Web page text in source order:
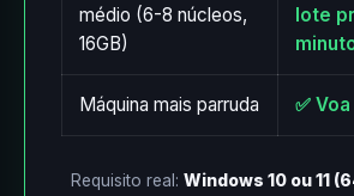
médio (6-8 núcleos,
16GB)
lote
Máquina mais parruda ✅
Requisito real: Windows 10 ou 11